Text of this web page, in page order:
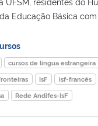
Educação Básica
cursos de língua estrangeira
IsF
isf-francês
Rede Andifes-IsF